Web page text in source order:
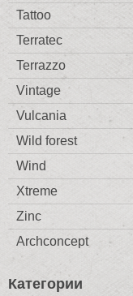
Tattoo
Terratec
Terrazzo
Vintage
Vulcania
Wild forest
Wind
Xtreme
Zinc
Archconcept
Категории